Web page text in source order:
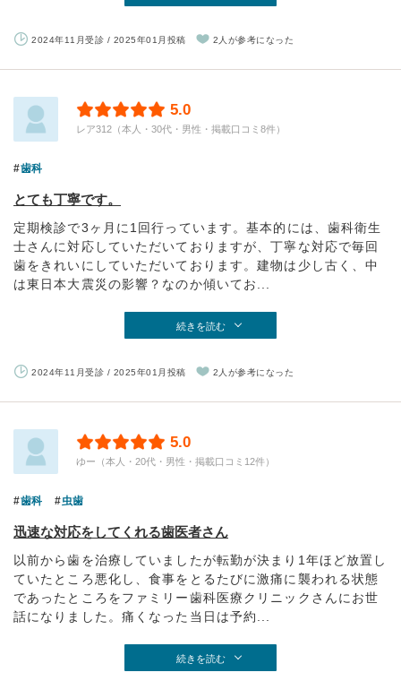
2024年11月受診 / 2025年01月投稿 2人が参考になった
5.0
レア312（本人・30代・男性・掲載口コミ8件）
歯科
とても丁寧です。
定期検診で3ヶ月に1回行っています。基本的には、歯科衛生
士さんに対応していただいておりますが、丁寧な対応で毎回
歯をきれいにしていただいております。建物は少し古く、中
は東日本大震災の影響？なのか傾いてお...
続きを読む
2024年11月受診 / 2025年01月投稿 2人が参考になった
5.0
ゆー（本人・20代・男性・掲載口コミ12件）
歯科 虫歯
迅速な対応をしてくれる歯医者さん
以前から歯を治療していましたが転勤が決まり1年ほど放置し
ていたところ悪化し、食事をとるたびに激痛に襲われる状態
であったところをファミリー歯科医療クリニックさんにお世
話になりました。痛くなった当日は予約...
続きを読む